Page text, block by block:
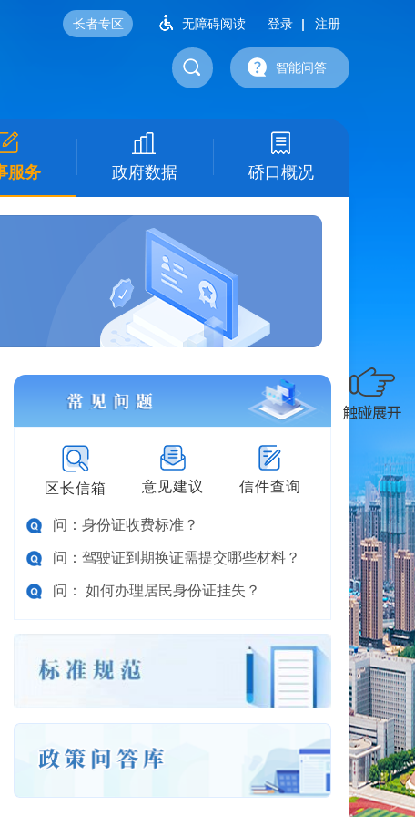
长者专区 无障碍阅读 登录 注册
智能问答
服务 政府数据 硚口概况
区长信箱 意见建议 信件查询
问：身份证收费标准？
问：驾驶证到期换证需提交哪些材料？
问： 如何办理居民身份证挂失？